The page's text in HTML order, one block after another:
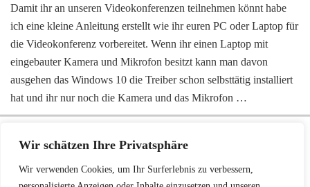
Wir schätzen Ihre Privatsphäre
Wir verwenden Cookies, um Ihr Surferlebnis zu verbessern,
Damit ihr an unseren Videokonferenzen teilnehmen könnt habe
ich eine kleine Anleitung erstellt wie ihr euren PC oder Laptop für
die Videokonferenz vorbereitet. Wenn ihr einen Laptop mit
eingebauter Kamera und Mikrofon besitzt kann man davon
ausgehen das Windows 10 die Treiber schon selbsttätig installiert
hat und ihr nur noch die Kamera und das Mikrofon …
Auf Grund der Datenschutz-Grundverordnung ist Ihre freiwillige Zustimmung zu
unserer Datenschutz-Vereinbarung notwendig. Bitte erklären Sie diese durch